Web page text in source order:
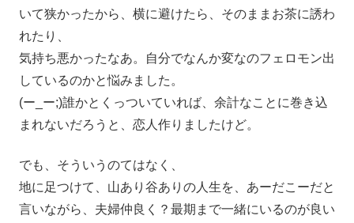
いて狭かったから、横に避けたら、そのままお茶に誘わ
れたり、
気持ち悪かったなあ。自分でなんか変なのフェロモン出
しているのかと悩みました。
(ー_ー;)誰かとくっついていれば、余計なことに巻き込
まれないだろうと、恋人作りましたけど。
でも、そういうのてはなく、
地に足つけて、山あり谷ありの人生を、あーだこーだと
言いながら、夫婦仲良く？最期まで一緒にいるのが良い